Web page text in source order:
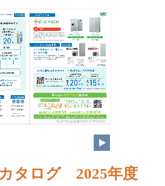
カタログ 2025年度